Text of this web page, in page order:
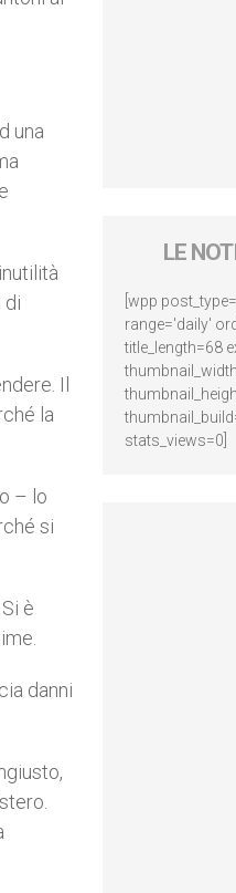
una
di
Il
la
– lo
si
è
danni
LE
[wpp
range='daily'
title_length=68
stats_views=0]